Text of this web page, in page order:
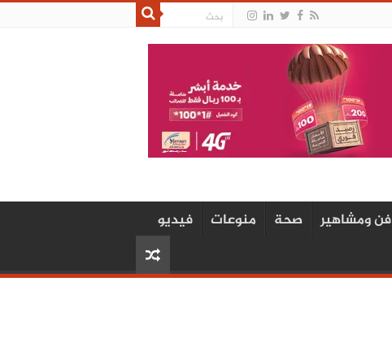
فن ومشاهير صحة منوعات فيديو